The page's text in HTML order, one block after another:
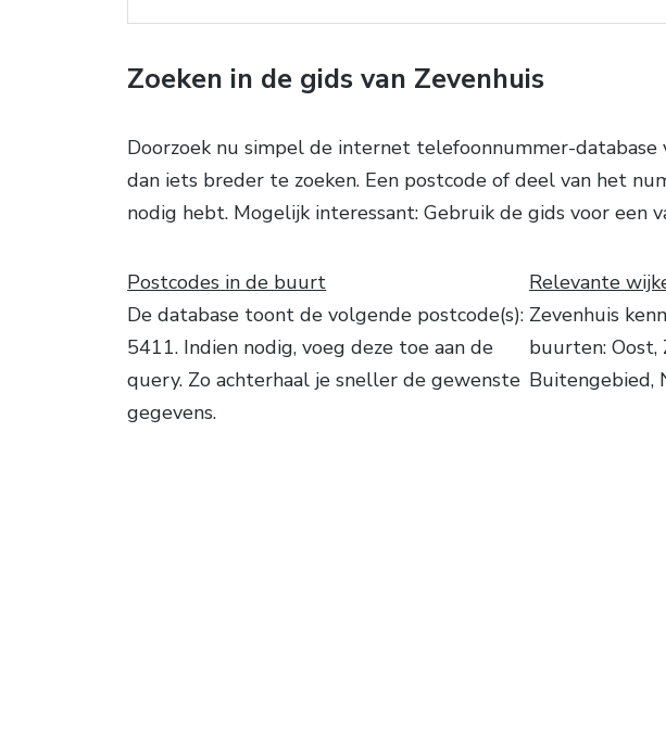
Zoeken in de gids van Zevenhuis
Doorzoek nu simpel de internet telefoonnummer-
dan iets breder te zoeken. Een postcode of deel van het
nodig hebt. Mogelijk interessant: Gebruik de gids voor een
Postcodes in de buurt
De database toont de volgende postcode(s):
5411. Indien nodig, voeg deze toe aan de
query. Zo achterhaal je sneller de gewenste
gegevens.
Relevante
Zevenhuis
buurten: Oost,
Buitengebied,